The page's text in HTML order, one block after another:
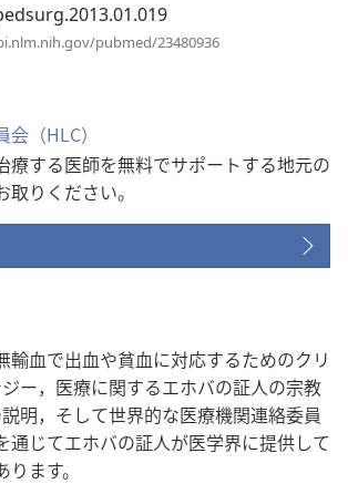
で
開
pubmed/23480936
開
（HLC）
療する医師を無料でサポートする地元の
りください。
輸血で出血や貧血に対応するためのクリ
ー，医療に関するエホバの証人の宗教
明，そして世界的な医療機関連絡委員
通じてエホバの証人が医学界に提供して
ます。